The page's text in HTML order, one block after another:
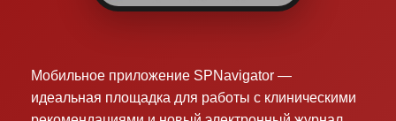
Мобильное приложение SPNavigator —
идеальная площадка для работы с клиническими